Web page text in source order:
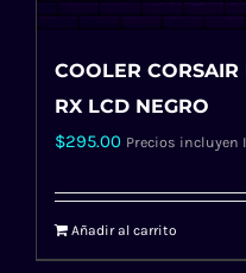
COOLER
RX LCD NEGRO
$295.00 Precios incluyen
Añadir al carrito